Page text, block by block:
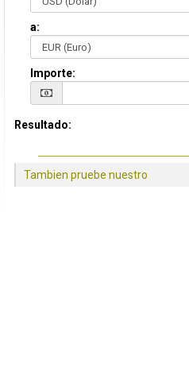
a:
Importe:
Resultado:
Tambien pruebe nuestro